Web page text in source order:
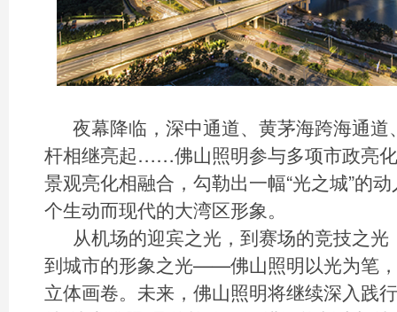
夜幕降临，深中通道、黄茅海跨海通
杆相继亮起……佛山照明参与多项市政亮
景观亮化相融合，勾勒出一幅“光之城”的
个生动而现代的大湾区形象。
从机场的迎宾之光，到赛场的竞技之
到城市的形象之光——佛山照明以光为笔
立体画卷。未来，佛山照明将继续深入践